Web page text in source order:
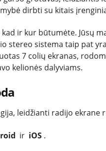
dirbti su kitais
ir kur būtumėte. Jūsų
stereo sistema taip pat
7 colių ekranas,
kelionės dalyviams.
leidžianti radijo ekrane
ir iOS .